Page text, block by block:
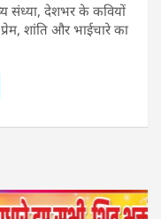
संध्या, देशभर के कवियों
प्रेम, शांति और भाईचारे का